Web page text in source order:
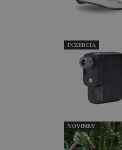
INZERCIA
NOVINKY